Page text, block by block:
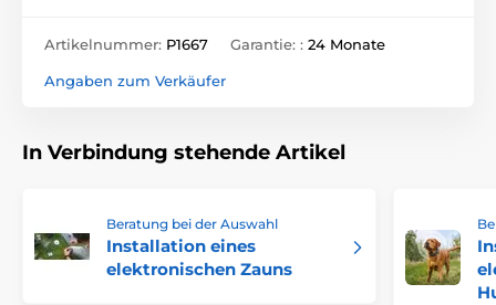
Artikelnummer: P1667 Garantie: : 24 Monate
Angaben zum Verkäufer
In Verbindung stehende Artikel
Beratung bei der Auswahl
Installation eines
elektronischen Zauns